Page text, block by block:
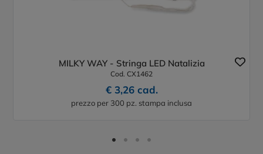
MILKY WAY - Stringa LED Natalizia
Cod. CX1462
€ 3,26 cad.
prezzo per 300 pz. stampa inclusa